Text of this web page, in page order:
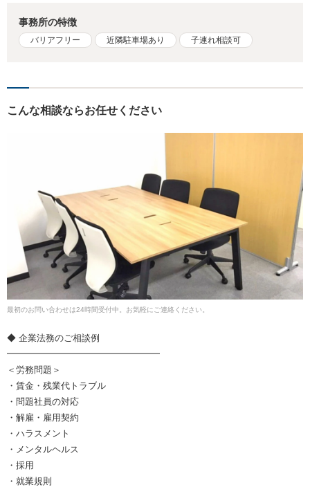
事務所の特徴
バリアフリー 近隣駐車場あり 子連れ相談可
こんな相談ならお任せください
最初のお問い合わせは24時間受付中。お気軽にご連絡ください。
◆ 企業法務のご相談例
━━━━━━━━━━━━━━━━━
＜労務問題＞
・賃金・残業代トラブル
・問題社員の対応
・解雇・雇用契約
・ハラスメント
・メンタルヘルス
・採用
・就業規則